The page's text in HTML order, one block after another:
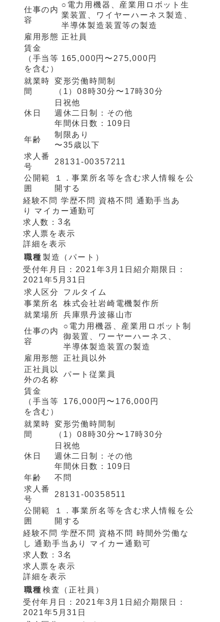
仕事の内
容
○電力用機器、産業用ロボット生
業装置、ワイヤーハーネス製造、
半導体製造装置等の製造
雇用形態 正社員
賃金
（手当等
を含む）
165,000円〜275,000円
就業時
間
変形労働時間制
（1）08時30分〜17時30分
休日
日祝他
週休二日制： その他
年間休日数： 109日
年齢
制限あり
〜35歳以下
求人番
号
28131-00357211
公開範
囲
１．事業所名等を含む求人情報を公
開する
経験不問 学歴不問 資格不問 通勤手当あ
り
マイカー通勤可
求人数： 3名
求人票を表示
詳細を表示
職種 製造（パート）
受付年月日： 2021年3月1日 紹介期限日：
2021年5月31日
求人区分
フルタイム
事業所名
株式会社岩崎電機製作所
就業場所
兵庫県丹波篠山市
仕事の内
容
○電力用機器、産業用ロボット制
御装置、ワーヤーハーネス、
半導体製造装置の製造
雇用形態
正社員以外
正社員以
外の名称
パート従業員
賃金
（手当等
を含む）
176,000円〜176,000円
就業時
間
変形労働時間制
（1）08時30分〜17時30分
休日
日祝他
週休二日制： その他
年間休日数： 109日
年齢
不問
求人番
号
28131-00358511
公開範
囲
１．事業所名等を含む求人情報を公
開する
経験不問 学歴不問 資格不問
時間外労働な
し 通勤手当あり
マイカー通勤可
求人数： 3名
求人票を表示
詳細を表示
職種 検査（正社員）
受付年月日： 2021年3月1日 紹介期限日：
2021年5月31日